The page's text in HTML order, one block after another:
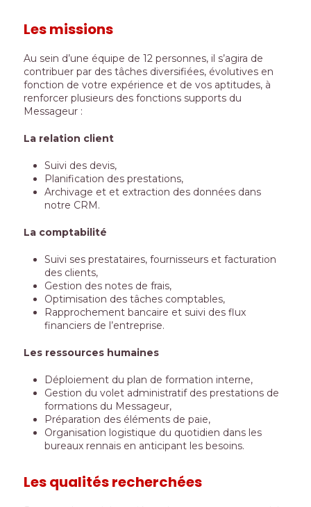
Les missions
Au sein d’une équipe de 12 personnes, il s’agira de
contribuer par des tâches diversifiées, évolutives en
fonction de votre expérience et de vos aptitudes, à
renforcer plusieurs des fonctions supports du
Messageur :
La relation client
Suivi des devis,
Planification des prestations,
Archivage et et extraction des données dans
notre CRM.
La comptabilité
Suivi ses prestataires, fournisseurs et facturation
des clients,
Gestion des notes de frais,
Optimisation des tâches comptables,
Rapprochement bancaire et suivi des flux
financiers de l’entreprise.
Les ressources humaines
Déploiement du plan de formation interne,
Gestion du volet administratif des prestations de
formations du Messageur,
Préparation des éléments de paie,
Organisation logistique du quotidien dans les
bureaux rennais en anticipant les besoins.
Les qualités recherchées